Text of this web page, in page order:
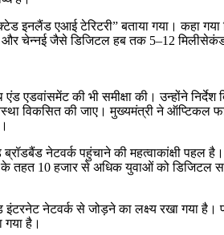
इनलैंड एआई टेरिटरी” बताया गया। कहा
चेन्नई जैसे डिजिटल हब तक 5–12
एडवांसमेंट की भी समीक्षा की। उन्होंने
विकसित की जाए। मुख्यमंत्री ने ऑप्टिकल
ब्रॉडबैंड नेटवर्क पहुंचाने की महत्वाकांक्षी
के तहत 10 हजार से अधिक युवाओं को
नेटवर्क से जोड़ने का लक्ष्य रखा गया है।
गया है।